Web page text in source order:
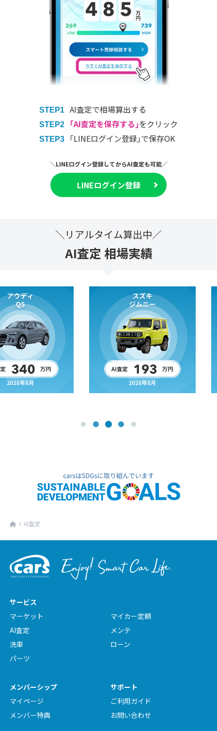
STEP1 AI査定で相場算出する
STEP2 ｢AI査定を保存する｣をクリック
STEP3 ｢LINEログイン登録｣で保存OK
＼LINEログイン登録してからAI査定も可能／
LINEログイン登録
＼リアルタイム算出中／
AI査定 相場実績
AI査定
サービス
マーケット
マイカー定額
AI査定
メンテ
洗車
ローン
パーツ
メンバーシップ
マイページ
メンバー特典
サポート
ご利用ガイド
お問い合わせ